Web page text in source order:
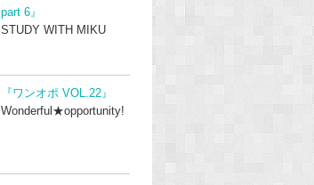
part 6』
STUDY WITH MIKU
『ワンオポ VOL.22』
Wonderful★opportunity!